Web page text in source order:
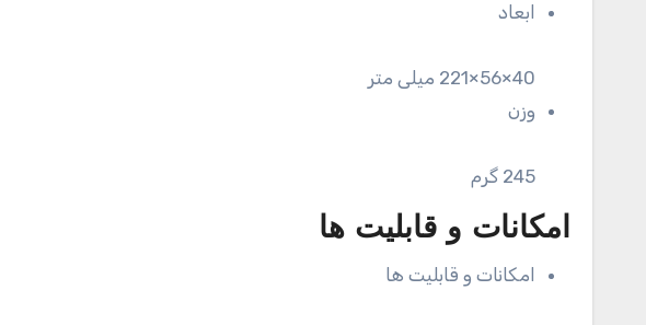
ابعاد
40×56×221 میلی متر
وزن
245 گرم
امکانات و قابلیت ها
امکانات و قابلیت ها